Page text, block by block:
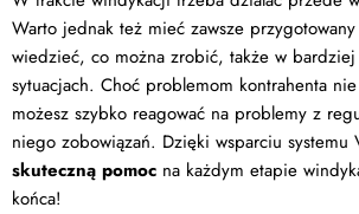
Warto jednak też mieć zawsze
wiedzieć, co można zrobić, także w
sytuacjach. Choć problemom kontrahenta
możesz szybko reagować na problemy z
niego zobowiązań. Dzięki wsparciu systemu
skuteczną pomoc na każdym etapie
końca!